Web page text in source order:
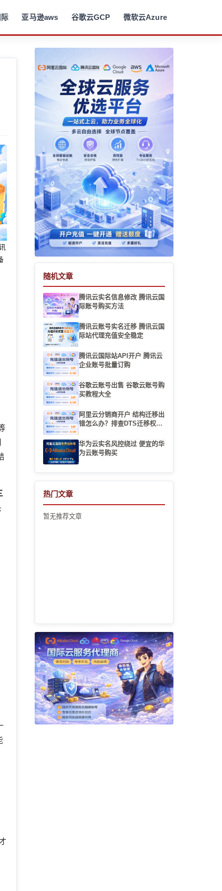
亚马逊aws 谷歌云GCP 微软云Azure
随机文章
腾讯云实名信息修改 腾讯云国
际账号购买方法
腾讯云账号实名迁移 腾讯云国
际站代理充值安全稳定
腾讯云国际站API开户 腾讯云
企业账号批量订购
谷歌云账号出售 谷歌云账号购
买教程大全
阿里云分销商开户 结构迁移出
错怎么办？排查DTS迁移权限
华为云实名风控绕过 便宜的华
为云账号购买
热门文章
暂无推荐文章